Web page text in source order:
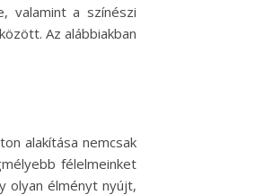
valamint a színészi
Az alábbiakban
alakítása nemcsak
félelmeinket
olyan élményt nyújt,